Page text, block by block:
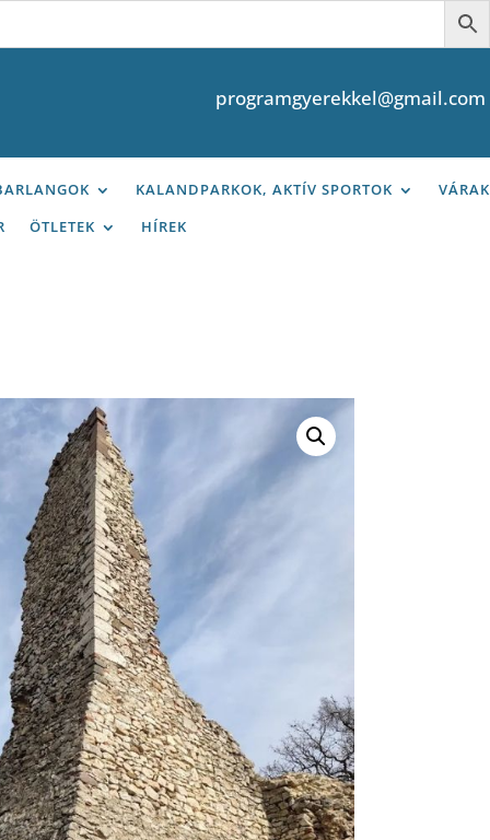
programgyerekkel@gmail.com
KALANDPARKOK, AKTÍV SPORTOK
VÁRAK
ÖTLETEK HÍREK